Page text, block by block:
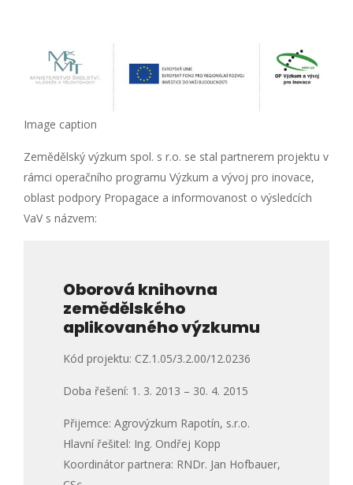
Image caption
Zemědělský výzkum spol. s r.o. se stal partnerem projektu v
rámci operačního programu Výzkum a vývoj pro inovace,
oblast podpory Propagace a informovanost o výsledcích
VaV s názvem:
Oborová knihovna
zemědělského
aplikovaného výzkumu
Kód projektu: CZ.1.05/3.2.00/12.0236
Doba řešení: 1. 3. 2013 – 30. 4. 2015
Přijemce: Agrovýzkum Rapotín, s.r.o.
Hlavní řešitel: Ing. Ondřej Kopp
Koordinátor partnera: RNDr. Jan Hofbauer,